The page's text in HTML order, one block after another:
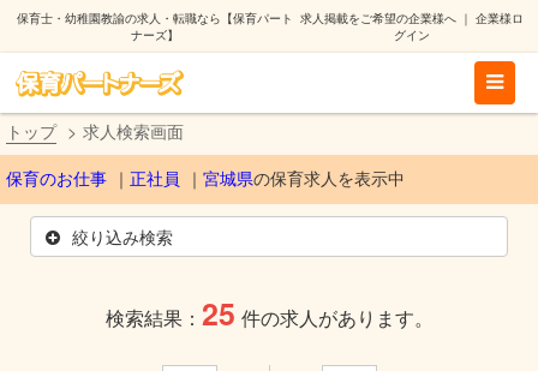
保育士・幼稚園教諭の求人・転職なら【保育パート
ナーズ】
求人掲載をご希望の企業様へ｜ 企業様ロ
グイン
トップ 求人検索画面
保育のお仕事 正社員 宮城県の保育求人を表示中
絞り込み検索
検索結果： 25 件の求人があります。